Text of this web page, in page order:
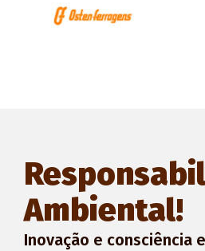
Ambiental!
Inovação e consciência